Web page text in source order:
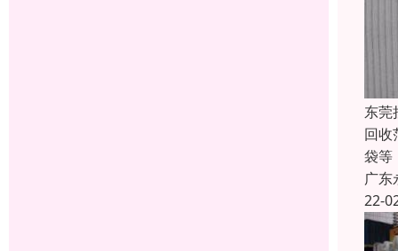
东莞
回
袋
广东
22-